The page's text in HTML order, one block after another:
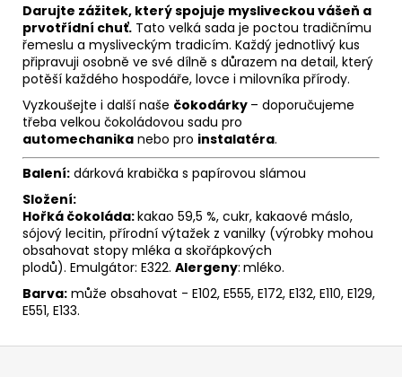
Darujte zážitek, který spojuje mysliveckou vášeň a
prvotřídní chuť. Tato velká sada je poctou tradičnímu
řemeslu a mysliveckým tradicím. Každý jednotlivý kus
připravuji osobně ve své dílně s důrazem na detail, který
potěší každého hospodáře, lovce i milovníka přírody.
Vyzkoušejte i další naše čokodárky – doporučujeme
třeba velkou čokoládovou sadu pro
automechanika nebo pro instalatéra.
Balení: dárková krabička s papírovou slámou
Složení:
Hořká čokoláda:kakao 59,5 %, cukr, kakaové máslo,
sójový lecitin, přírodní výtažek z vanilky (výrobky mohou
obsahovat stopy mléka a skořápkových
plodů). Emulgátor: E322. Alergeny: mléko.
Barva: může obsahovat - E102, E555, E172, E132, E110, E129,
E551, E133.
Z